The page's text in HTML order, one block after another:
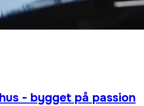
- bygget på passion